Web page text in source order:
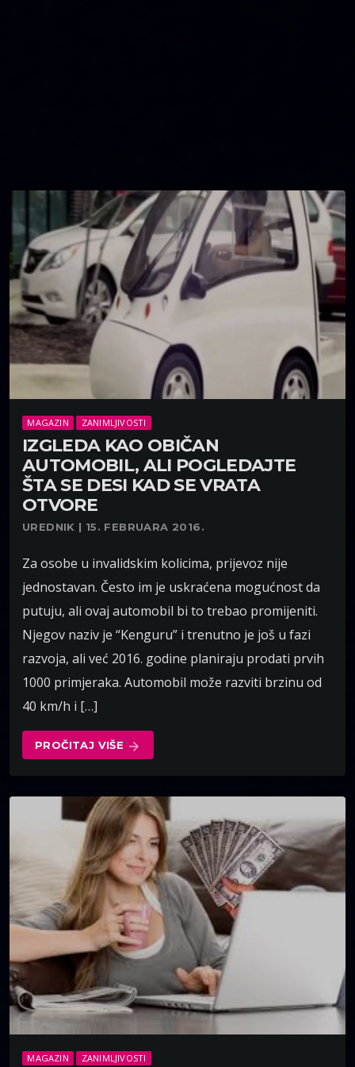
MAGAZIN ZANIMLJIVOSTI
IZGLEDA KAO OBIČAN
AUTOMOBIL, ALI POGLEDAJTE
ŠTA SE DESI KAD SE VRATA
OTVORE
UREDNIK | 15. FEBRUARA 2016.
Za osobe u invalidskim kolicima, prijevoz nije
jednostavan. Često im je uskraćena mogućnost da
putuju, ali ovaj automobil bi to trebao promijeniti.
Njegov naziv je “Kenguru” i trenutno je još u fazi
razvoja, ali već 2016. godine planiraju prodati prvih
1000 primjeraka. Automobil može razviti brzinu od
40 km/h i […]
PROČITAJ VIŠE arrow_forward
MAGAZIN ZANIMLJIVOSTI